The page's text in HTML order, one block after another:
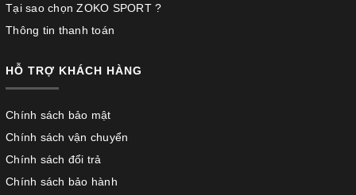
Tại sao chọn ZOKO SPORT ?
Thông tin thanh toán
HỖ TRỢ KHÁCH HÀNG
Chính sách bảo mật
Chính sách vận chuyển
Chính sách đổi trả
Chính sách bảo hành